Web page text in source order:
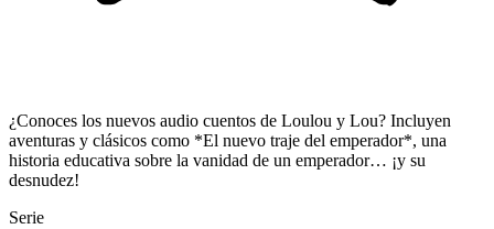
¿Conoces los nuevos audio cuentos de Loulou y Lou? Incluyen
aventuras y clásicos como *El nuevo traje del emperador*, una
historia educativa sobre la vanidad de un emperador… ¡y su
desnudez!
Serie